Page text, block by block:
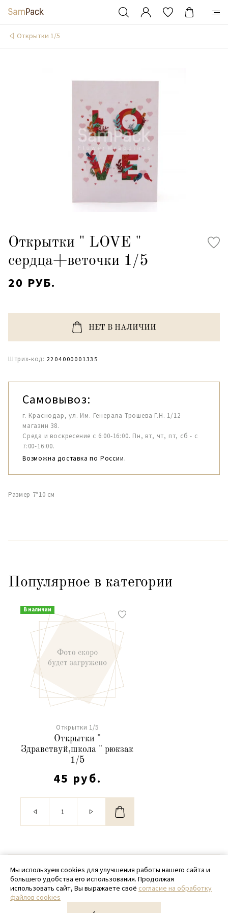
Открытки 1/5
Открытки " LOVE "
сердца+веточки 1/5
20 РУБ.
НЕТ В НАЛИЧИИ
Штрих-код: 2204000001335
Самовывоз:
г. Краснодар, ул. Им. Генерала Трошева Г.Н. 1/12
магазин 38.
Среда и воскресение с 6:00-16:00. Пн, вт, чт, пт, сб - с
7:00-16:00.
Возможна доставка по России.
Размер 7*10 см
Популярное в категории
В наличии
Открытки 1/5
Открытки "
Здравствуй,школа " рюкзак
1/5
45 руб.
© 2020 - 2026 SamPack
+ 7 (918) 699-97-87
zakaz@sampack.store
Мы используем cookies для улучшения работы нашего сайта и
большего удобства его использования. Продолжая
использовать сайт, Вы выражаете своё согласие на обработку
файлов cookies